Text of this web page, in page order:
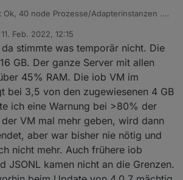
Ok, 40 node Prozesse/Adapterinstanzen ..
:-)schaut mal ob wir noch was bezüglich
Initialisierung optimieren können
11. Feb. 2022, 12:15
von
da stimmte was temporär nicht. Die
GB. Der ganze Server mit allen
45% RAM. Die iob VM im
bei 3,5 von den zugewiesenen 4 GB
ich eine Warnung bei >80% der
VM mal mehr geben, wird dann
aber war bisher nie nötig und
nicht mehr. Auch frühere iob
JSONL kamen nicht an die Grenzen.